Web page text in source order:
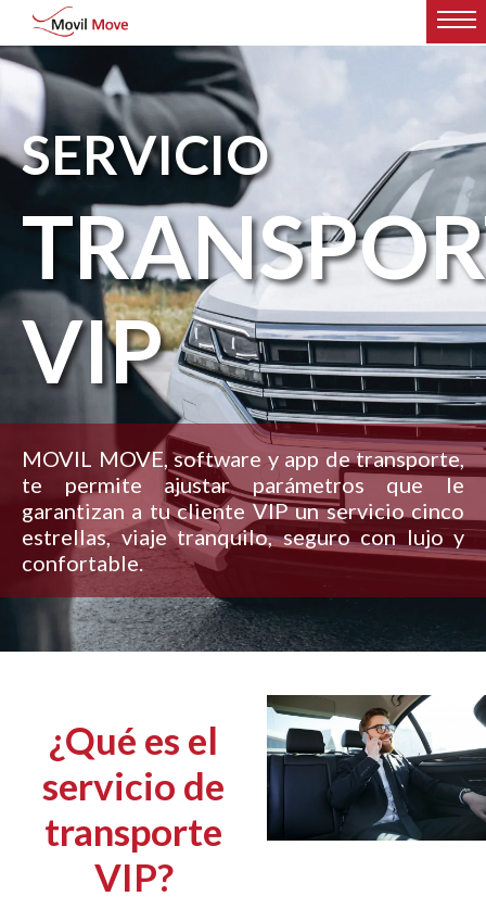
SERVICIO
VIP
MOVIL MOVE, software y app de transporte,
te permite ajustar parámetros que le
garantizan a tu cliente VIP un servicio cinco
estrellas, viaje tranquilo, seguro con lujo y
confortable.
¿Qué es el
servicio de
transporte
VIP?